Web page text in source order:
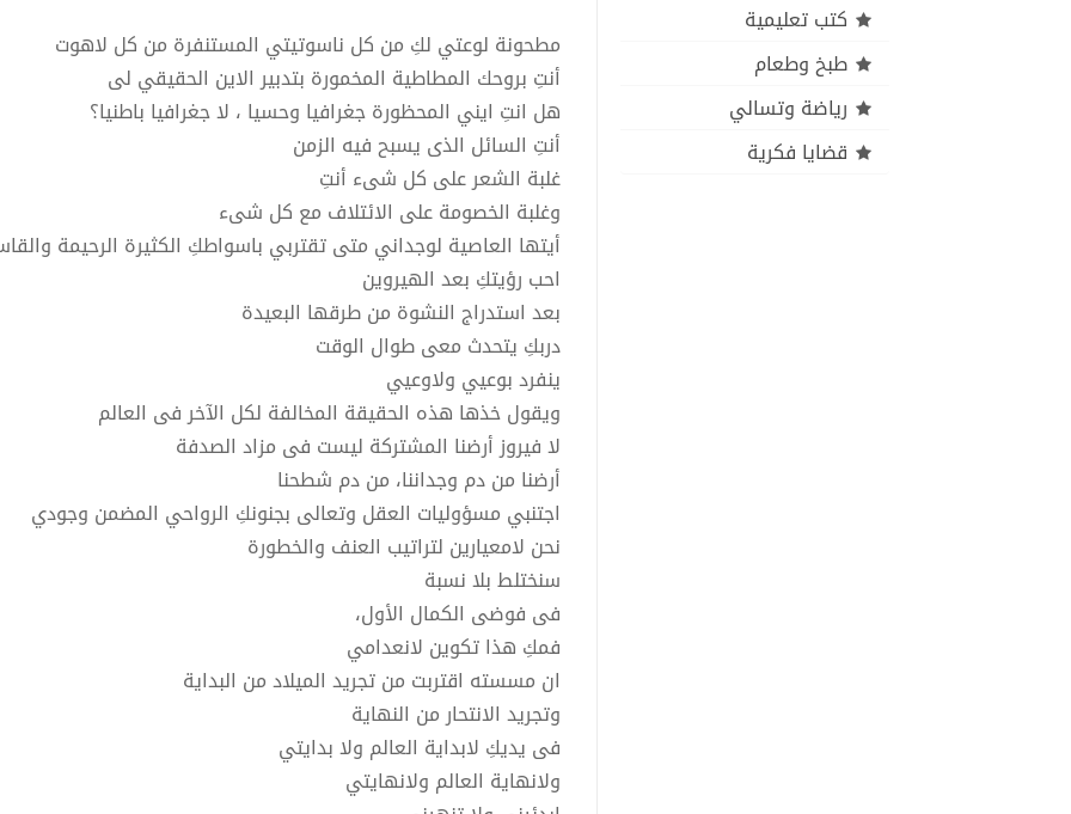
كتب تعليمية
طبخ وطعام
رياضة وتسالي
قضايا فكرية
مطحونة لوعتي لكِ من كل ناسوتيتي المستنفرة من كل لاهوت
أنتِ بروحك المطاطية المخمورة بتدبير الاين الحقيقي لى
هل انتِ ايني المحظورة جغرافيا وحسيا ، لا جغرافيا باطنيا؟
أنتِ السائل الذى يسبح فيه الزمن
غلبة الشعر على كل شىء أنتِ
وغلبة الخصومة على الائتلاف مع كل شىء
أيتها العاصية لوجداني متى تقتربي باسواطكِ الكثيرة الرحيمة
احب رؤيتكِ بعد الهيروين
بعد استدراج النشوة من طرقها البعيدة
دربكِ يتحدث معى طوال الوقت
ينفرد بوعيي ولاوعيي
ويقول خذها هذه الحقيقة المخالفة لكل الآخر فى العالم
لا فيروز أرضنا المشتركة ليست فى مزاد الصدفة
أرضنا من دم وجداننا، من دم شطحنا
اجتنبي مسؤوليات العقل وتعالى بجنونكِ الرواحي المضمن وجودي
نحن لامعيارين لتراتيب العنف والخطورة
سنختلط بلا نسبة
فى فوضى الكمال الأول،
فمكِ هذا تكوين لانعدامي
ان مسسته اقتربت من تجريد الميلاد من البداية
وتجريد الانتحار من النهاية
فى يديكِ لابداية العالم ولا بدايتي
ولانهاية العالم ولانهايتي